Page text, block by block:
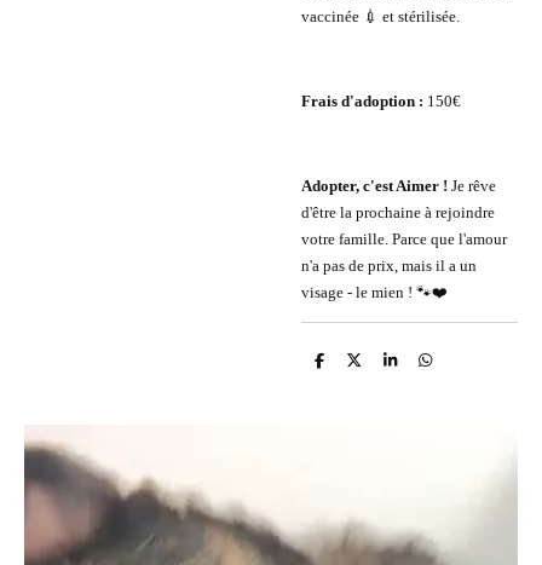
vaccinée 💉 et stérilisée.
Frais d'adoption : 150€
Adopter, c'est Aimer ! Je rêve
d'être la prochaine à rejoindre
votre famille. Parce que l'amour
n'a pas de prix, mais il a un
visage - le mien ! 🐾❤️
P
P
P
P